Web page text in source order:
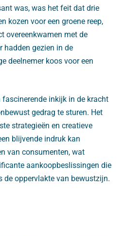
was, was het feit dat drie
kozen voor een groene reep,
overeenkwamen met de
hadden gezien in de
deelnemer koos voor een
fascinerende inkijk in de kracht
gedrag te sturen. Het
strategieën en creatieve
blijvende indruk kan
van consumenten, wat
aankoopbeslissingen die
de oppervlakte van bewustzijn.